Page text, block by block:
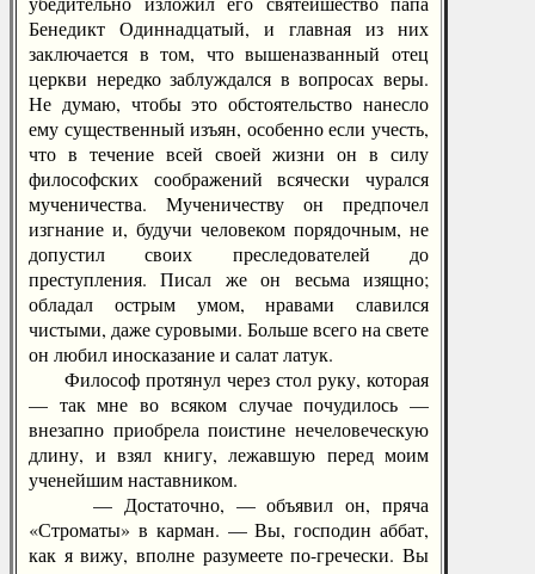
Бенедикт Одиннадцатый, и главная из них
заключается в том, что вышеназванный отец
церкви нередко заблуждался в вопросах веры.
Не думаю, чтобы это обстоятельство нанесло
ему существенный изъян, особенно если учесть,
что в течение всей своей жизни он в силу
философских соображений всячески чурался
мученичества. Мученичеству он предпочел
изгнание и, будучи человеком порядочным, не
допустил своих преследователей до
преступления. Писал же он весьма изящно;
обладал острым умом, нравами славился
чистыми, даже суровыми. Больше всего на свете
он любил иносказание и салат латук.
Философ протянул через стол руку, которая
— так мне во всяком случае почудилось —
внезапно приобрела поистине нечеловеческую
длину, и взял книгу, лежавшую перед моим
ученейшим наставником.
— Достаточно, — объявил он, пряча
«Строматы» в карман. — Вы, господин аббат,
как я вижу, вполне разумеете по-гречески. Вы